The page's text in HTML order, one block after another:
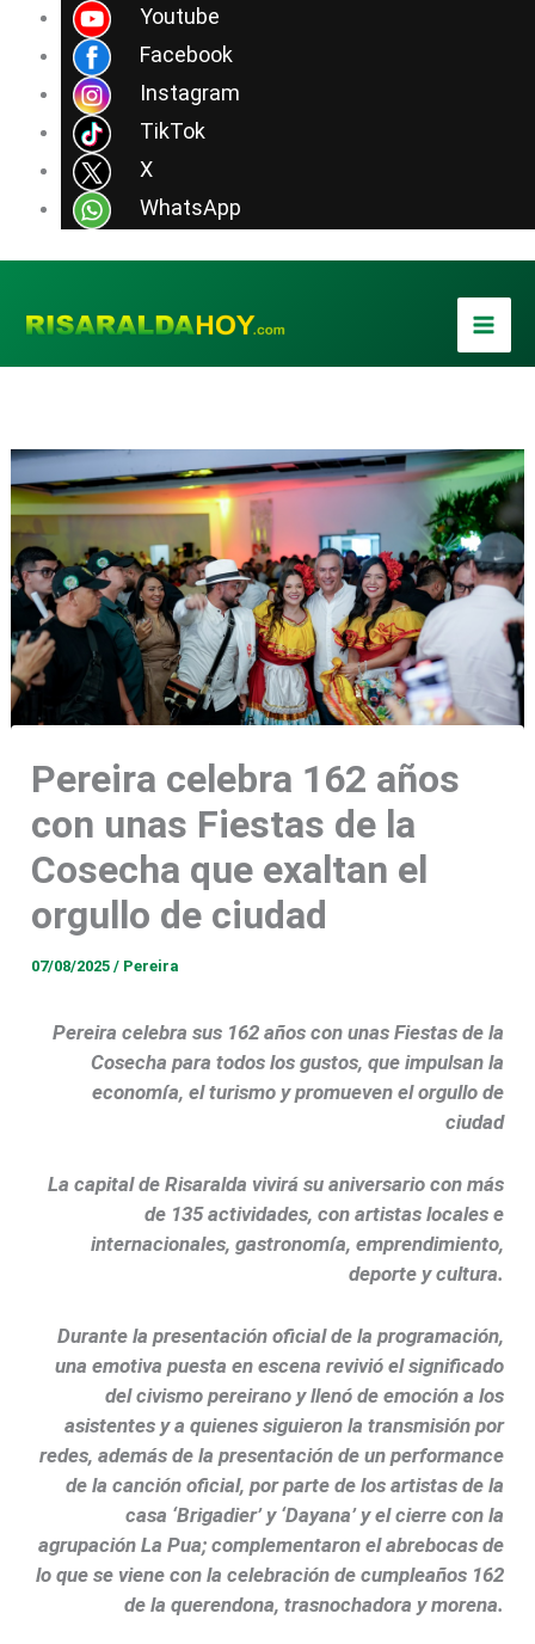
Youtube
Facebook
Instagram
TikTok
X
WhatsApp
contenido
Pereira celebra 162 años
con unas Fiestas de la
Cosecha que exaltan el
orgullo de ciudad
07/08/2025/ Pereira
Pereira celebra sus 162 años con unas Fiestas de la
Cosecha para todos los gustos, que impulsan la
economía, el turismo y promueven el orgullo de
ciudad
La capital de Risaralda vivirá su aniversario con más
de 135 actividades, con artistas locales e
internacionales, gastronomía, emprendimiento,
deporte y cultura.
Durante la presentación oficial de la programación,
una emotiva puesta en escena revivió el significado
del civismo pereirano y llenó de emoción a los
asistentes y a quienes siguieron la transmisión por
redes, además de la presentación de un performance
de la canción oficial, por parte de los artistas de la
casa ‘Brigadier’ y ‘Dayana’ y el cierre con la
agrupación La Pua; complementaron el abrebocas de
lo que se viene con la celebración de cumpleaños 162
de la querendona, trasnochadora y morena.